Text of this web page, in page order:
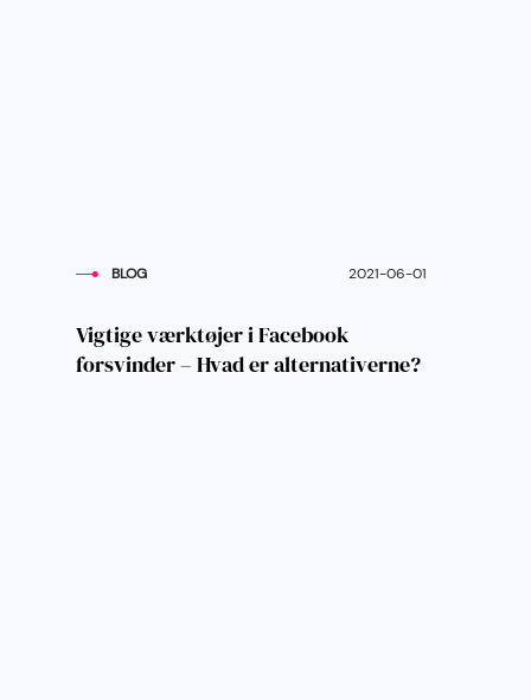
BLOG 2021-06-01
Vigtige værktøjer i Facebook
forsvinder – Hvad er alternativerne?